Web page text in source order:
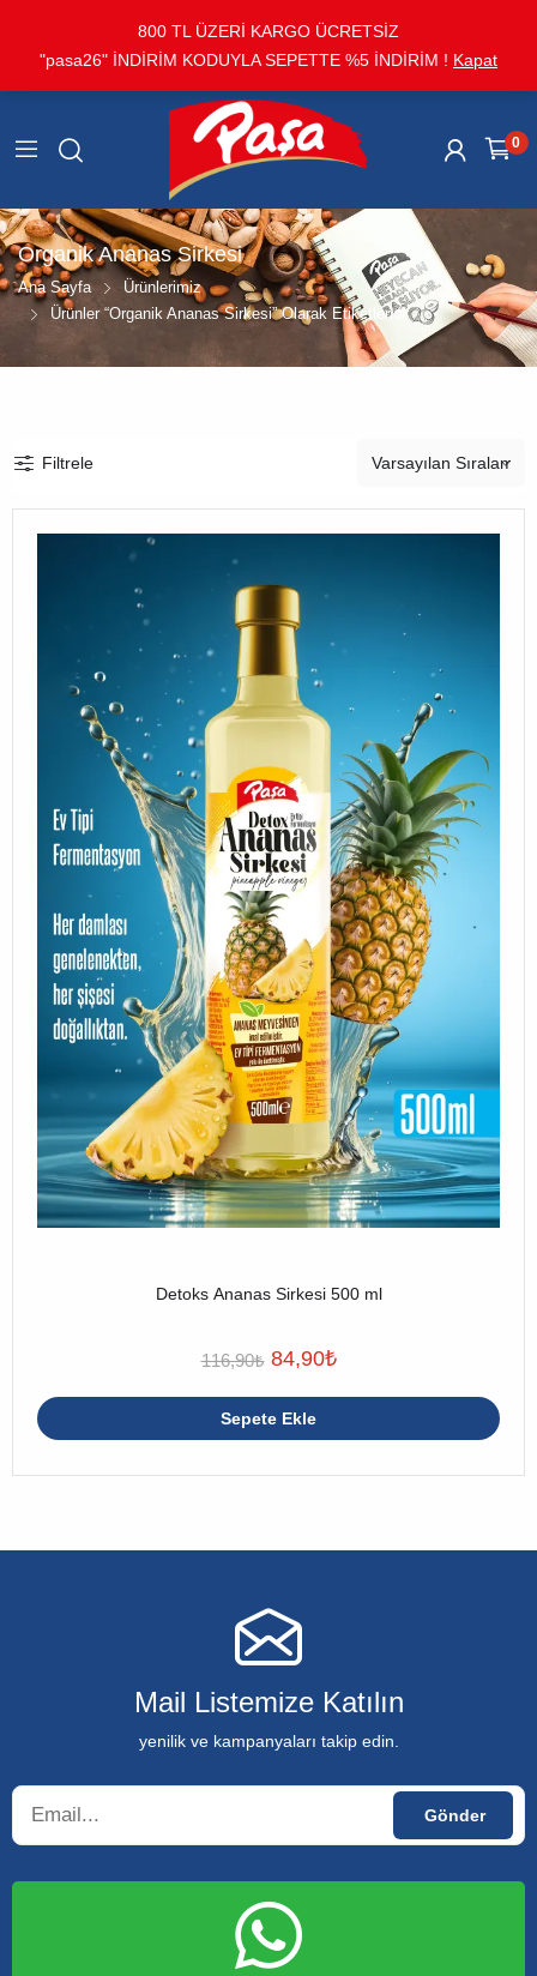
800 TL ÜZERİ KARGO ÜCRETSİZ
"pasa26" İNDİRİM KODUYLA SEPETTE %5 İNDİRİM ! Kapat
0
Organik Ananas Sirkesi
Ana Sayfa
Ürünlerimiz
Ürünler “organik Ananas Sirkesi” Olarak Etiketlendi
Filtrele
Detoks Ananas Sirkesi 500 ml
116,90₺ 84,90₺
Sepete Ekle
Mail Listemize Katılın
yenilik ve kampanyaları takip edin.